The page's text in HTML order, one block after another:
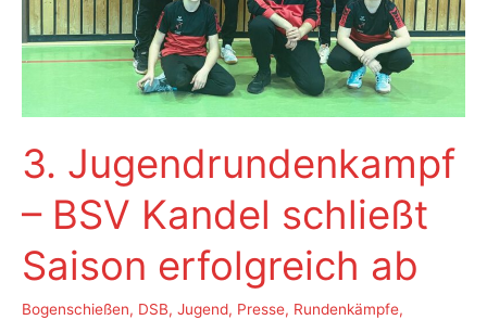
in
Berlin
3. Jugendrundenkampf
– BSV Kandel schließt
Saison erfolgreich ab
Bogenschießen, DSB, Jugend, Presse, Rundenkämpfe,